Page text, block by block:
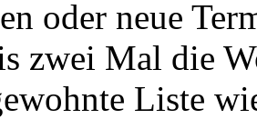
oder neue
zwei Mal die
Liste